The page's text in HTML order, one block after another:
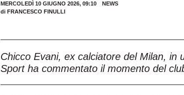
MERCOLEDÌ 10 GIUGNO 2026, 09:10
NEWS
di FRANCESCO FINULLI
Chicco Evani, ex calciatore del Milan, in
Sport ha commentato il momento del